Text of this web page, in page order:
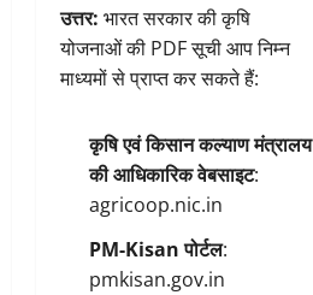
उत्तर: भारत सरकार की कृषि
योजनाओं की PDF सूची आप निम्न
माध्यमों से प्राप्त कर सकते हैं:
कृषि एवं किसान कल्याण मंत्रालय
की आधिकारिक वेबसाइट:
agricoop.nic.in
PM-Kisan पोर्टल:
pmkisan.gov.in